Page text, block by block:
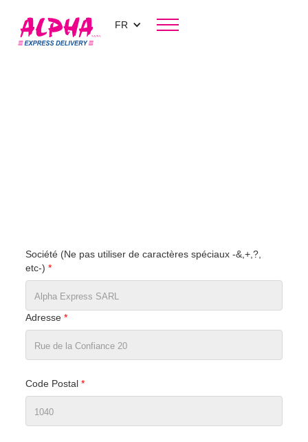
FR
Société (Ne pas utiliser de caractères spéciaux -&,+,?,
etc-) *
Adresse *
Code Postal *